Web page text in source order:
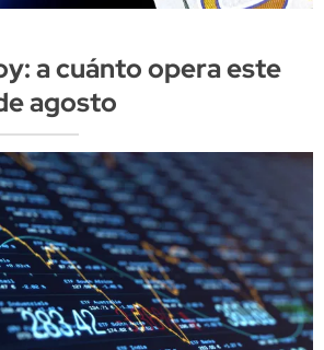
a cuánto opera este
agosto